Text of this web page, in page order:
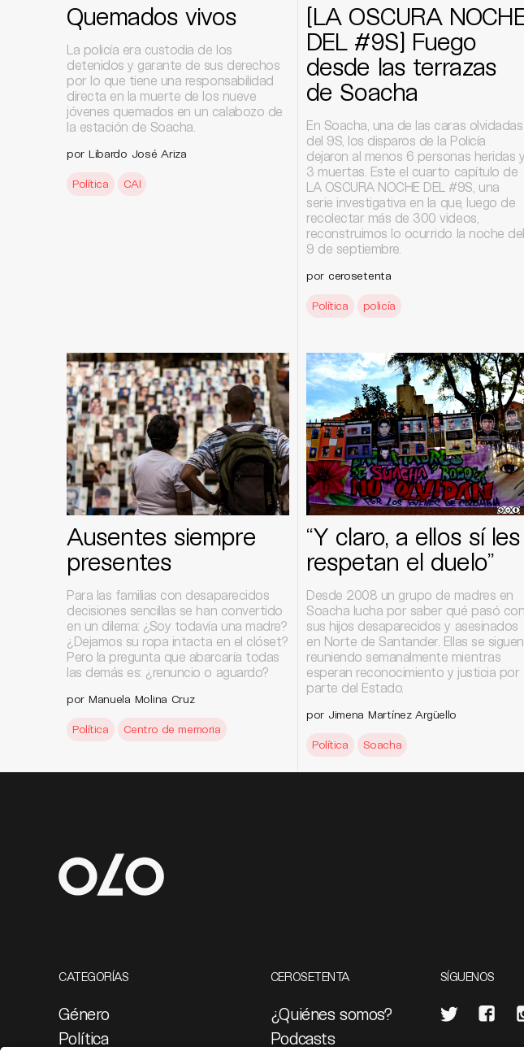
Quemados vivos
La policía era custodia de los
detenidos y garante de sus derechos
por lo que tiene una responsabilidad
directa en la muerte de los nueve
jóvenes quemados en un calabozo de
la estación de Soacha.
por Libardo José Ariza
Política CAI
[LA OSCURA
DEL #9S] Fuego
desde las terrazas
de Soacha
En Soacha, una de las caras olvidadas
del 9S, los disparos de la Policía
dejaron al menos 6 personas heridas y
3 muertas. Este el cuarto capítulo de
LA OSCURA NOCHE DEL #9S, una
serie investigativa en la que, luego de
recolectar más de 300 videos,
reconstruimos lo ocurrido la noche del
9 de septiembre.
por cerosetenta
Política policía
Ausentes siempre
presentes
Para las familias con desaparecidos
decisiones sencillas se han convertido
en un dilema: ¿Soy todavía una madre?
¿Dejamos su ropa intacta en el clóset?
Pero la pregunta que abarcaría todas
las demás es: ¿renuncio o aguardo?
por Manuela Molina Cruz
Política Centro de memoria
“Y claro, a ellos sí les
respetan el duelo”
Desde 2008 un grupo de madres en
Soacha lucha por saber qué pasó con
sus hijos desaparecidos y asesinados
en Norte de Santander. Ellas se siguen
reuniendo semanalmente mientras
esperan reconocimiento y justicia por
parte del Estado.
por Jimena Martínez Argüello
Política Soacha
CATEGORÍAS
Género
Política
CEROSETENTA
¿Quiénes somos?
Podcasts
SÍGUENOS